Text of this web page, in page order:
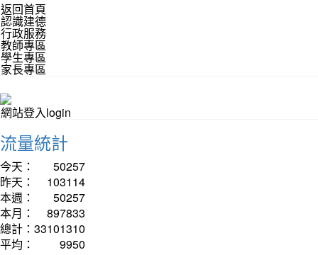
返回首頁
認識建德
行政服務
教師專區
學生專區
家長專區
網站登入login
流量統計
今天：
50257
昨天：
103114
本週：
50257
本月：
897833
總計： 33101310
平均：
9950